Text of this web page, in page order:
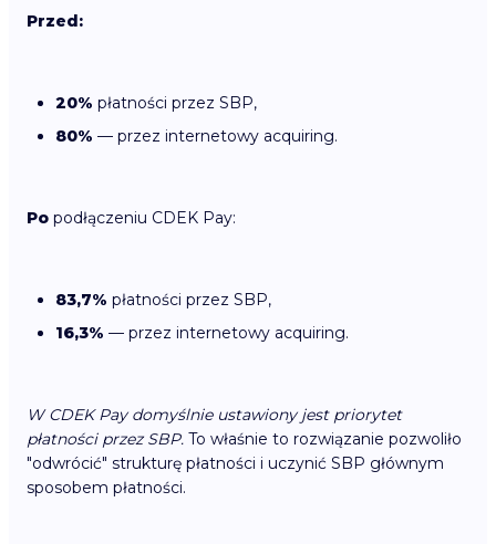
Przed:
20% płatności przez SBP,
80% — przez internetowy acquiring.
Po podłączeniu CDEK Pay:
83,7% płatności przez SBP,
16,3% — przez internetowy acquiring.
W CDEK Pay domyślnie ustawiony jest priorytet
płatności przez SBP. To właśnie to rozwiązanie pozwoliło
"odwrócić" strukturę płatności i uczynić SBP głównym
sposobem płatności.